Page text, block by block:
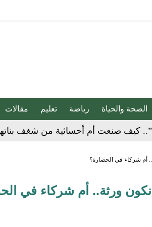
الصحة والحياة رياضة تعليم مقالات
كيف صنعت أم أحسائية من شغف
لا يجب التخلص منه
أم شركاء في الحضارة؟
ورثة.. أم شركاء في